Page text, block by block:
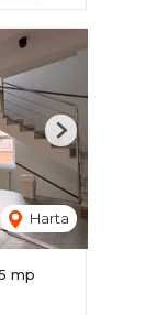
Harta
Next
mp